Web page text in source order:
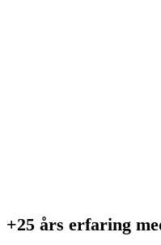
+25 års erfaring